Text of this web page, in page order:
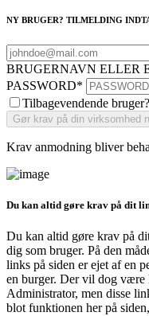
NY BRUGER? TILMELDING
BRUGERNAVN ELLER
PASSWORD*
Tilbagevendende
Krav anmodning bliver
Du kan altid gøre krav på dit
Du kan altid gøre krav på
dig som bruger. På den
links på siden er ejet af en
en burger. Der vil dog være
Administrator, men disse
blot funktionen her på